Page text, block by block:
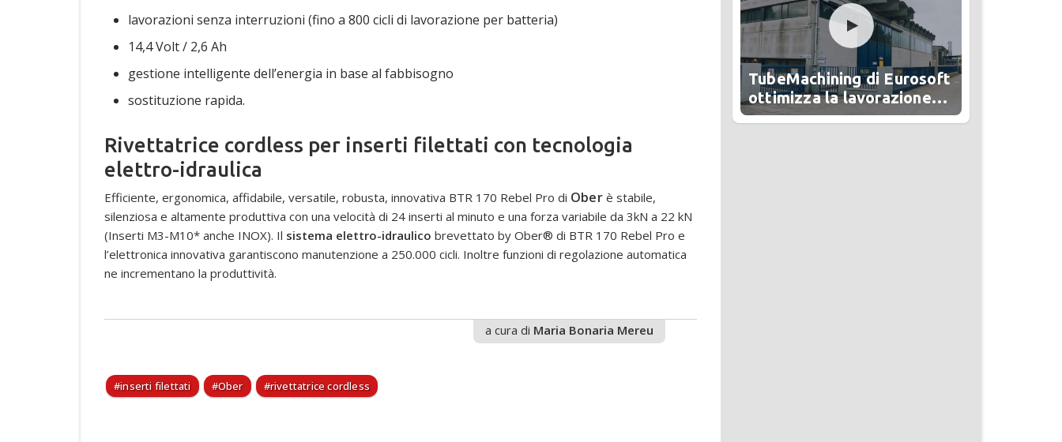
lavorazioni senza interruzioni (fino a 800 cicli di lavorazione per batteria)
14,4 Volt / 2,6 Ah
gestione intelligente dell’energia in base al fabbisogno
sostituzione rapida.
Rivettatrice cordless per inserti filettati con tecnologia
elettro-idraulica
Efficiente, ergonomica, affidabile, versatile, robusta, innovativa BTR 170 Rebel Pro di Oberè stabile,
silenziosa e altamente produttiva con una velocità di 24 inserti al minuto e una forza variabile da 3kN a 22 kN
(Inserti M3-M10* anche INOX). Il sistema elettro-idraulico brevettato by Ober® di BTR 170 Rebel Pro e
l’elettronica innovativa garantiscono manutenzione a 250.000 cicli. Inoltre funzioni di regolazione automatica
ne incrementano la produttività.
a cura di Maria Bonaria Mereu
inserti filettati Ober rivettatrice cordless
TubeMachining di Eurosoft
ottimizza la lavorazione
del tubo in Alesa